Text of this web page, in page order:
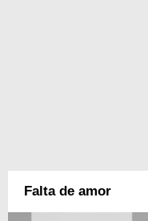
Falta de amor